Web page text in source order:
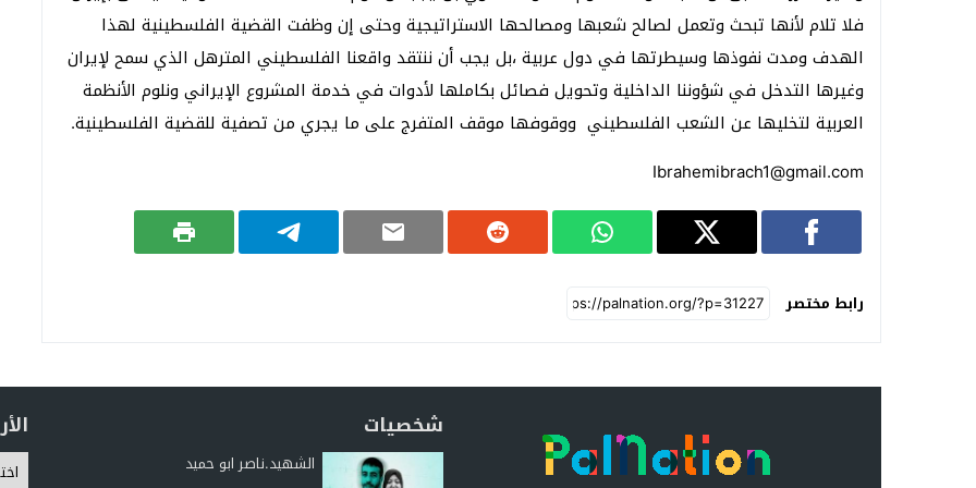
فلا تلام لأنها تبحث وتعمل لصالح شعبها ومصالحها الاستراتيجية وحتى إن وظفت القضية الفلسطينية لهذا
الهدف ومدت نفوذها وسيطرتها في دول عربية ،بل يجب أن ننتقد واقعنا الفلسطيني المترهل الذي سمح لإيران
وغيرها التدخل في شؤوننا الداخلية وتحويل فصائل بكاملها لأدوات في خدمة المشروع الإيراني ونلوم الأنظمة
العربية لتخليها عن الشعب الفلسطيني ووقوفها موقف المتفرج على ما يجري من تصفية للقضية الفلسطينية.
Ibrahemibrach1@gmail.com
رابط مختصر
شخصيات
الشهيد.ناصر ابو حميد